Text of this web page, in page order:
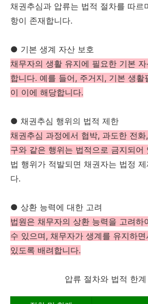
채권추심과 압류는 법적 절차를 따르
항이 존재합니다.
● 기본 생계 자산 보호
채무자의 생활 유지에 필요한 기본
합니다. 예를 들어, 주거지, 기본 생활
이 이에 해당합니다.
● 채권추심 행위의 법적 제한
채권추심 과정에서 협박, 과도한 전
구와 같은 행위는 법적으로 금지되어
법 행위가 적발되면 채권자는 법정
다.
● 상환 능력에 대한 고려
법원은 채무자의 상환 능력을 고려하
수 있으며, 채무자가 생계를 유지하
있도록 배려합니다​.
압류 절차와 법적 한